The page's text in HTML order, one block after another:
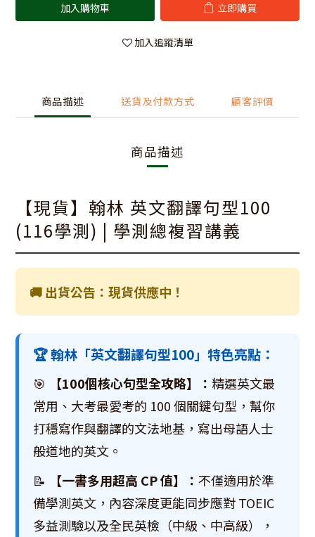
加入購物車 立即購買
加入追蹤清單
商品描述 送貨及付款方式 顧客評價
商品描述
【現貨】翰林 英文翻譯句型100
(116學測) | 學測總複習講義
🚚 出貨公告：現貨供應中！
🏆 翰林「英文翻譯句型100」特色亮點：
🎯 【100個核心句型全攻略】： 精選英文最
常用、大考最愛考的 100 個關鍵句型，幫你
打穩寫作與翻譯的文法地基，寫出母語人士
般道地的英文。
📝
【一書多用超高 CP 值】： 不僅適用於準
備學測英文，內容深度更能同步應對 TOEIC
多益測驗以及全民英檢（中級、中高級），